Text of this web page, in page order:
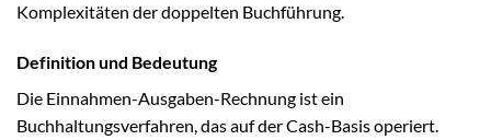
Komplexitäten der doppelten Buchführung.
Definition und Bedeutung
Die Einnahmen-Ausgaben-Rechnung ist ein
Buchhaltungsverfahren, das auf der Cash-Basis operiert.